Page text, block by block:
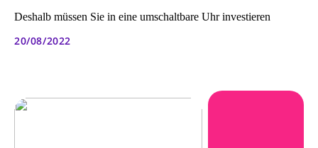
Deshalb müssen Sie in eine umschaltbare Uhr investieren
20/08/2022